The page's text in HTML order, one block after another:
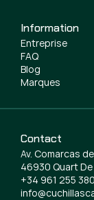
Information
Entreprise
FAQ
Blog
Marques
Contact
Av. Comarcas
46930 Quart
+34 961 255 380